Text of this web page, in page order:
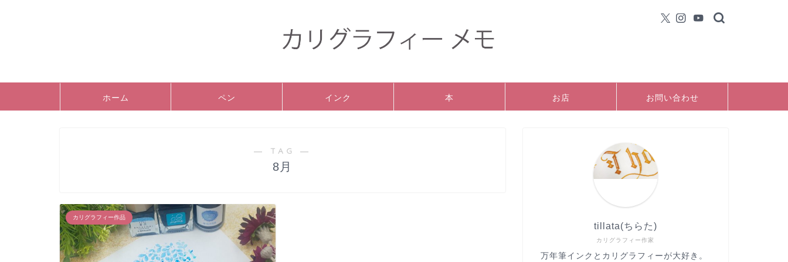
ホーム ペン インク 本 お店 お問い合わせ
― TAG ―
8月
カリグラフィー作品
カリグラフィー作家
tillata(ちらた)
万年筆インクとカリグラフィーが大好き。